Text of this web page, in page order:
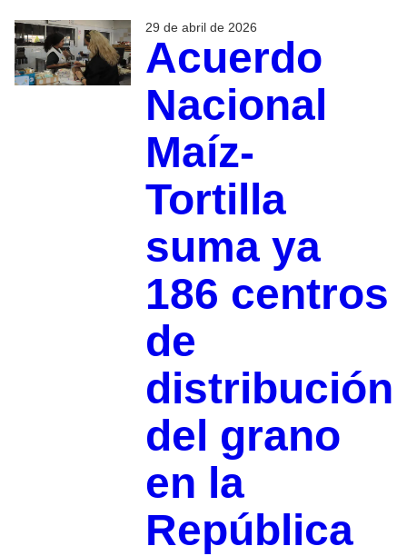
29 de abril de 2026
Acuerdo
Nacional
Maíz-
Tortilla
suma ya
186 centros
de
distribución
del grano
en la
República